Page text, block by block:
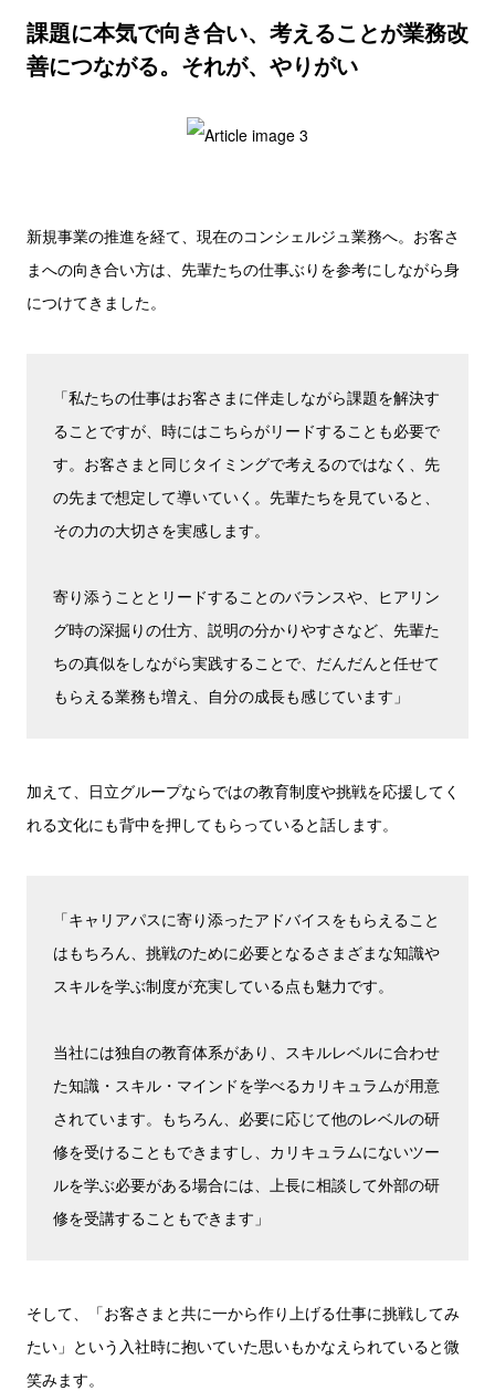
課題に本気で向き合い、考えることが業務改
善につながる。それが、やりがい
新規事業の推進を経て、現在のコンシェルジュ業務へ。お客さ
まへの向き合い方は、先輩たちの仕事ぶりを参考にしながら身
につけてきました。
「私たちの仕事はお客さまに伴走しながら課題を解決す
ることですが、時にはこちらがリードすることも必要で
す。お客さまと同じタイミングで考えるのではなく、先
の先まで想定して導いていく。先輩たちを見ていると、
その力の大切さを実感します。
寄り添うこととリードすることのバランスや、ヒアリン
グ時の深掘りの仕方、説明の分かりやすさなど、先輩た
ちの真似をしながら実践することで、だんだんと任せて
もらえる業務も増え、自分の成長も感じています」
加えて、日立グループならではの教育制度や挑戦を応援してく
れる文化にも背中を押してもらっていると話します。
「キャリアパスに寄り添ったアドバイスをもらえること
はもちろん、挑戦のために必要となるさまざまな知識や
スキルを学ぶ制度が充実している点も魅力です。
当社には独自の教育体系があり、スキルレベルに合わせ
た知識・スキル・マインドを学べるカリキュラムが用意
されています。もちろん、必要に応じて他のレベルの研
修を受けることもできますし、カリキュラムにないツー
ルを学ぶ必要がある場合には、上長に相談して外部の研
修を受講することもできます」
そして、「お客さまと共に一から作り上げる仕事に挑戦してみ
たい」という入社時に抱いていた思いもかなえられていると微
笑みます。